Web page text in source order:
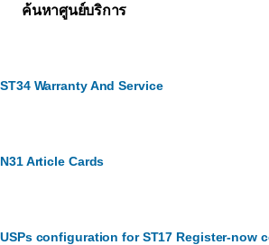
ค้นหาศูนย์บริการ
ST34 Warranty And Service
N31 Article Cards
USPs configuration for ST17 Register-now